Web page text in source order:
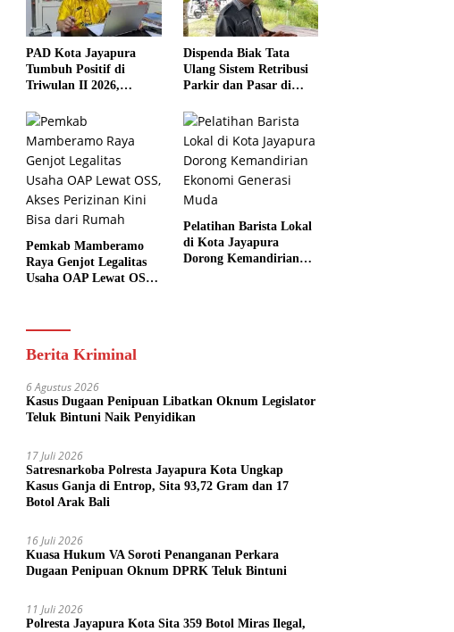
PAD Kota Jayapura
Tumbuh Positif di
Triwulan II 2026,
Target
Dispenda Biak Tata
Ulang Sistem Retribusi
Parkir dan Pasar di
Pemkab Mamberamo
Raya Genjot Legalitas
Usaha OAP Lewat OSS,
Pelatihan Barista Lokal
di Kota Jayapura
Dorong Kemandirian
Berita Kriminal
6 Agustus 2026
Kasus Dugaan Penipuan Libatkan Oknum Legislator
Teluk Bintuni Naik Penyidikan
17 Juli 2026
Satresnarkoba Polresta Jayapura Kota Ungkap
Kasus Ganja di Entrop, Sita 93,72 Gram dan 17
Botol Arak Bali
16 Juli 2026
Kuasa Hukum VA Soroti Penanganan Perkara
Dugaan Penipuan Oknum DPRK Teluk Bintuni
11 Juli 2026
Polresta Jayapura Kota Sita 359 Botol Miras Ilegal,